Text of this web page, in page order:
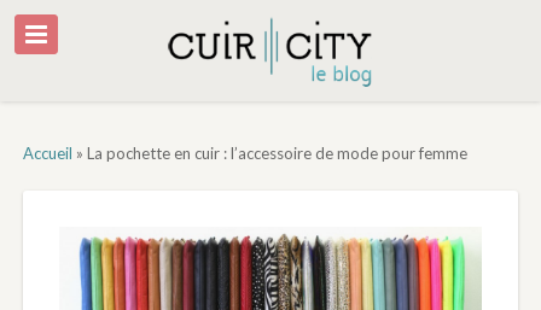
Accueil » La pochette en cuir : l’accessoire de mode pour femme